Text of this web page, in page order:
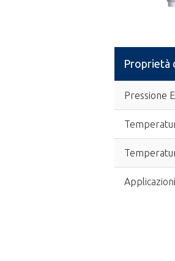
Proprietà
Pressione
Applicazioni